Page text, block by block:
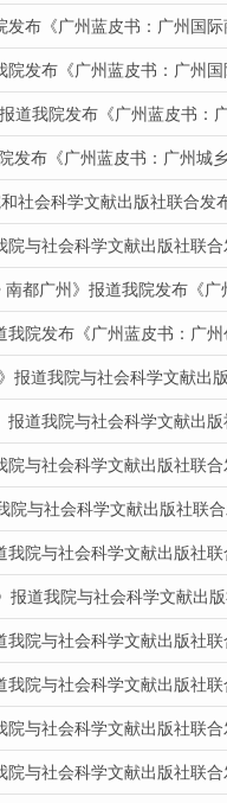
发布《广州蓝皮书：广州国
院发布《广州蓝皮书：广州
道我院发布《广州蓝皮书：
发布《广州蓝皮书：广州城
社会科学文献出版社联合
院与社会科学文献出版社联
南都广州》报道我院发布《
我院发布《广州蓝皮书：广
报道我院与社会科学文献
报道我院与社会科学文献出
院与社会科学文献出版社联
院与社会科学文献出版社联
我院与社会科学文献出版社
报道我院与社会科学文献出
我院与社会科学文献出版社
我院与社会科学文献出版社
院与社会科学文献出版社联
院与社会科学文献出版社联